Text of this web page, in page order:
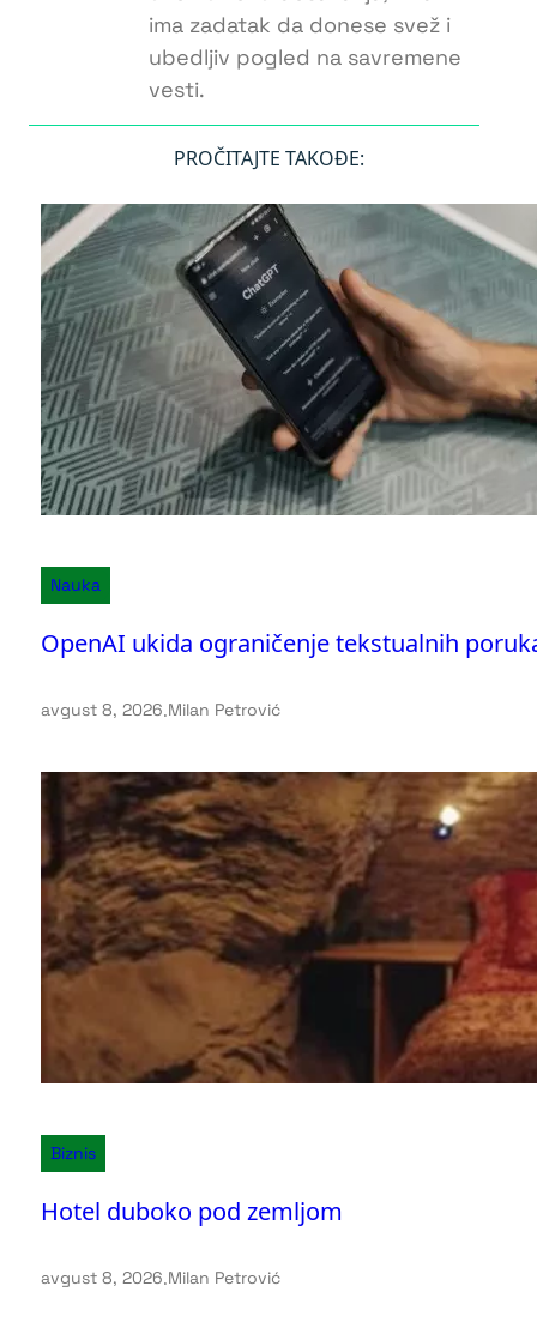
ima zadatak da donese svež i
ubedljiv pogled na savremene
vesti.
PROČITAJTE TAKOĐE:
Nauka
OpenAI ukida ograničenje tekstualnih
avgust 8, 2026.Milan Petrović
Biznis
Hotel duboko pod zemljom
avgust 8, 2026.Milan Petrović